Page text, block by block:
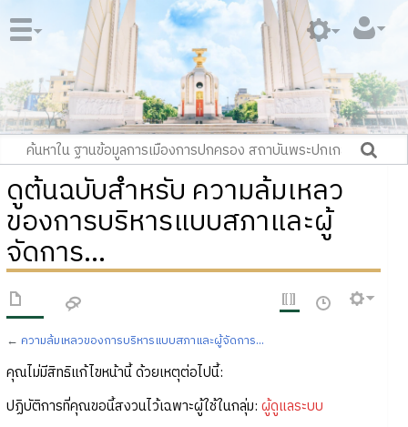
ดูต้นฉบับสำหรับ ความล้มเหลว
ของการบริหารแบบสภาและผู้
จัดการ...
← ความล้มเหลวของการบริหารแบบสภาและผู้จัดการ...
คุณไม่มีสิทธิแก้ไขหน้านี้ ด้วยเหตุต่อไปนี้:
ปฏิบัติการที่คุณขอนี้สงวนไว้เฉพาะผู้ใช้ในกลุ่ม: ผู้ดูแลระบบ